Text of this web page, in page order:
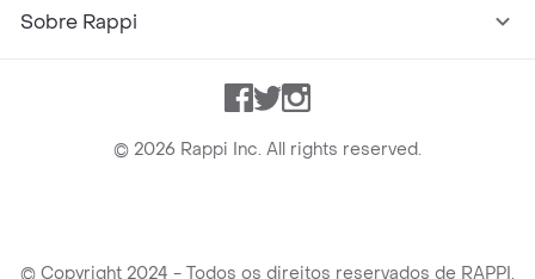
Sobre Rappi
Facebook
TwitterInstagram
© 2026 Rappi Inc. All rights reserved.
© Copyright 2024 - Todos os direitos reservados de RAPPI.